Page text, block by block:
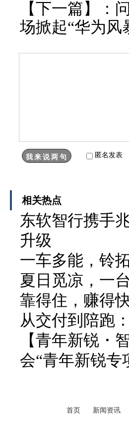
【下一篇】：
场掀起“华为风
匿名发表
相关热点
东软智行携手
升级
一车多能，铃
夏日觅凉，一
靠得住，赚得
从交付到陪跑
【青年新锐・
会“青年新锐专
首页 新闻资讯